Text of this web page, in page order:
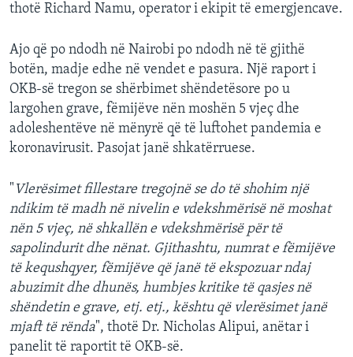
thotë Richard Namu, operator i ekipit të emergjencave.
Ajo që po ndodh në Nairobi po ndodh në të gjithë
botën, madje edhe në vendet e pasura. Një raport i
OKB-së tregon se shërbimet shëndetësore po u
largohen grave, fëmijëve nën moshën 5 vjeç dhe
adoleshentëve në mënyrë që të luftohet pandemia e
koronavirusit. Pasojat janë shkatërruese.
" Vlerësimet fillestare tregojnë se do të shohim një
ndikim të madh në nivelin e vdekshmërisë në moshat
nën 5 vjeç, në shkallën e vdekshmërisë për të
sapolindurit dhe nënat. Gjithashtu, numrat e fëmijëve
të kequshqyer, fëmijëve që janë të ekspozuar ndaj
abuzimit dhe dhunës, humbjes kritike të qasjes në
shëndetin e grave, etj. etj., kështu që vlerësimet janë
mjaft të rënda", thotë Dr. Nicholas Alipui, anëtar i
panelit të raportit të OKB-së.